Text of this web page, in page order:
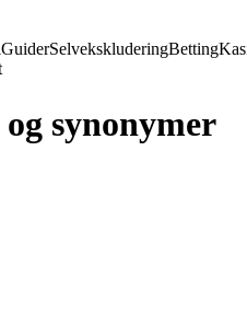
GuiderSelvekskluderingBetting
synonymer